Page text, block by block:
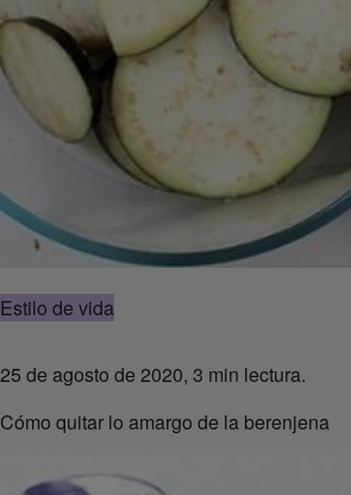
Estilo de vida
25 de agosto de 2020, 3 min lectura.
Cómo quitar lo amargo de la berenjena